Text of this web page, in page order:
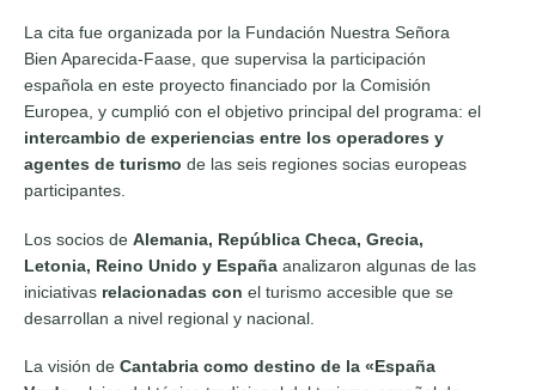
La cita fue organizada por la Fundación Nuestra Señora
Bien Aparecida-Faase, que supervisa la participación
española en este proyecto financiado por la Comisión
Europea, y cumplió con el objetivo principal del programa: el
intercambio de experiencias entre los operadores y
agentes de turismo de las seis regiones socias europeas
participantes.
Los socios de Alemania, República Checa, Grecia,
Letonia, Reino Unido y España analizaron algunas de las
iniciativas relacionadas con el turismo accesible que se
desarrollan a nivel regional y nacional.
La visión de Cantabria como destino de la «España